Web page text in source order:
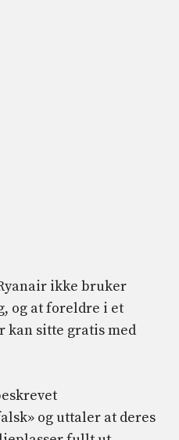
ikke bruker
og at foreldre i et
sitte gratis med
og uttaler at deres